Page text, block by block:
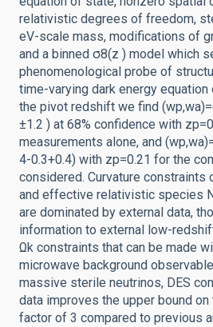
relativistic degrees of freedom,
eV-scale mass, modifications of
and a binned σ8(z ) model which
phenomenological probe of
time-varying dark energy
the pivot redshift we find
±1.2 ) at 68% confidence with
measurements alone, and
4-0.3+0.4) with zp=0.21 for the
considered. Curvature constraints
and effective relativistic species
are dominated by external data,
information to external low-
Ωk constraints that can be made
microwave background
massive sterile neutrinos, DES
data improves the upper bound
factor of 3 compared to previous